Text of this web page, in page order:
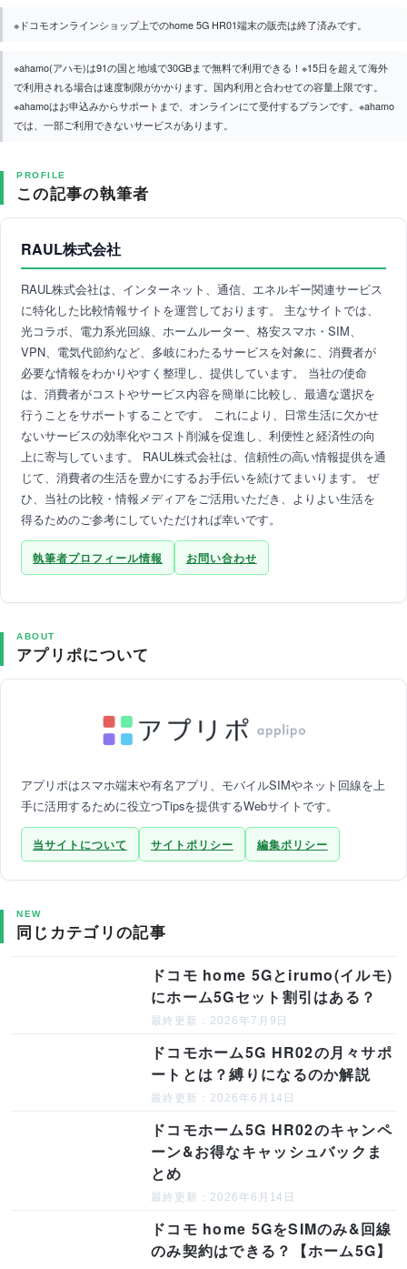
※ドコモオンラインショップ上でのhome 5G HR01端末の販売は終了済みです。
※ahamo(アハモ)は91の国と地域で30GBまで無料で利用できる！※15日を超えて海外
で利用される場合は速度制限がかかります。国内利用と合わせての容量上限です。
※ahamoはお申込みからサポートまで、オンラインにて受付するプランです。※ahamo
では、一部ご利用できないサービスがあります。
PROFILE
この記事の執筆者
RAUL株式会社
RAUL株式会社は、インターネット、通信、エネルギー関連サービス
に特化した比較情報サイトを運営しております。 主なサイトでは、
光コラボ、電力系光回線、ホームルーター、格安スマホ・SIM、
VPN、電気代節約など、多岐にわたるサービスを対象に、消費者が
必要な情報をわかりやすく整理し、提供しています。 当社の使命
は、消費者がコストやサービス内容を簡単に比較し、最適な選択を
行うことをサポートすることです。 これにより、日常生活に欠かせ
ないサービスの効率化やコスト削減を促進し、利便性と経済性の向
上に寄与しています。 RAUL株式会社は、信頼性の高い情報提供を通
じて、消費者の生活を豊かにするお手伝いを続けてまいります。 ぜ
ひ、当社の比較・情報メディアをご活用いただき、よりよい生活を
得るためのご参考にしていただければ幸いです。
執筆者プロフィール情報 お問い合わせ
ABOUT
アプリポについて
アプリポはスマホ端末や有名アプリ、モバイルSIMやネット回線を上
手に活用するために役立つTipsを提供するWebサイトです。
当サイトについて サイトポリシー 編集ポリシー
NEW
同じカテゴリの記事
ドコモ home 5Gとirumo(イルモ)
にホーム5Gセット割引はある？
最終更新：2026年7月9日
ドコモホーム5G HR02の月々サポ
ートとは？縛りになるのか解説
最終更新：2026年6月14日
ドコモホーム5G HR02のキャンペ
ーン&お得なキャッシュバックま
とめ
最終更新：2026年6月14日
ドコモ home 5GをSIMのみ&回線
のみ契約はできる？【ホーム5G】